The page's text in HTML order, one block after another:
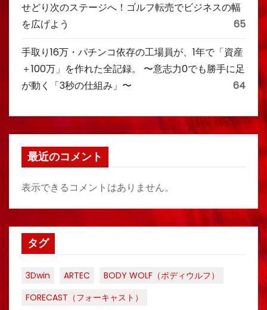
せどり次のステージへ！ゴルフ転売でビジネスの幅
を広げよう
65
手取り16万・パチンコ依存の工場員が、1年で「資産
＋100万」を作れた全記録。 〜意志力0でも勝手に足
が動く「3秒の仕組み」〜
64
最近のコメント
表示できるコメントはありません。
タグ
3Dwin ARTEC
BODY WOLF（ボディウルフ）
FORECAST（フォーキャスト）